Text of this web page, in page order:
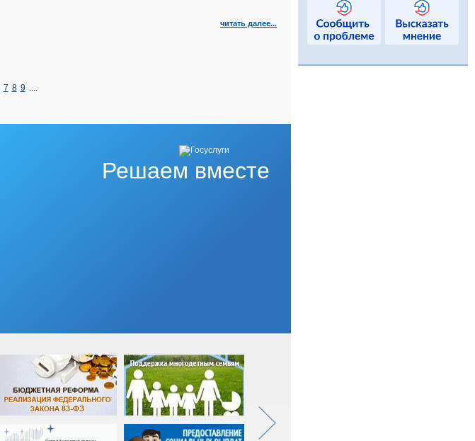
читать далее...
7 8 9 ....
Решаем вместе